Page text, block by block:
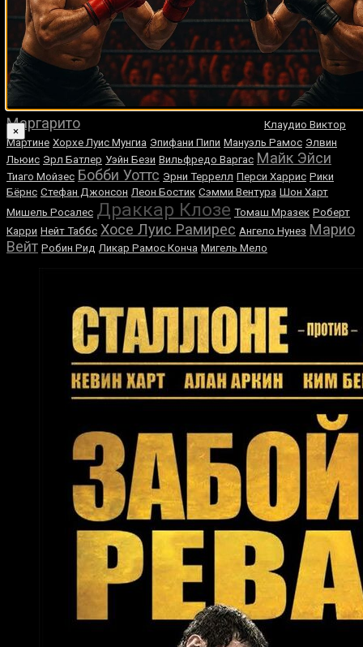
Случайные боксеры
Марко Антонио Рубио Дон Коккелл Асланбек Кодзоев
Кермит
Синтрон
Дэнни Томас Ли Вуд Дэнни Уильямс Генри Ланди
Джон Мичели Гильермо Авила Хани Атийо Мигель Анхель Паес
Каро Мурат Шамиль ГазиевАнтонио
МаргаритоАнтонио Тарвер Клаудио Виктор
Мартине Хорхе Луис Мунгиа Эпифани Пипи Мануэль Рамос Элвин
Льюис Эрл Батлер Уэйн Бези Вильфредо Варгас Майк Эйси
Тиаго Мойзес Бобби Уоттс Эрни Террелл Перси Харрис Рики
Бёрнс Стефан Джонсон Леон Бостик Сэмми Вентура Шон Харт
Мишель Росалес Драккар Клозе Томаш Мразек Роберт
Карри Нейт Таббс Хосе Луис Рамирес Ангело Нунез Марио
Вейт Робин Рид Ликар Рамос Конча Мигель Мело
×